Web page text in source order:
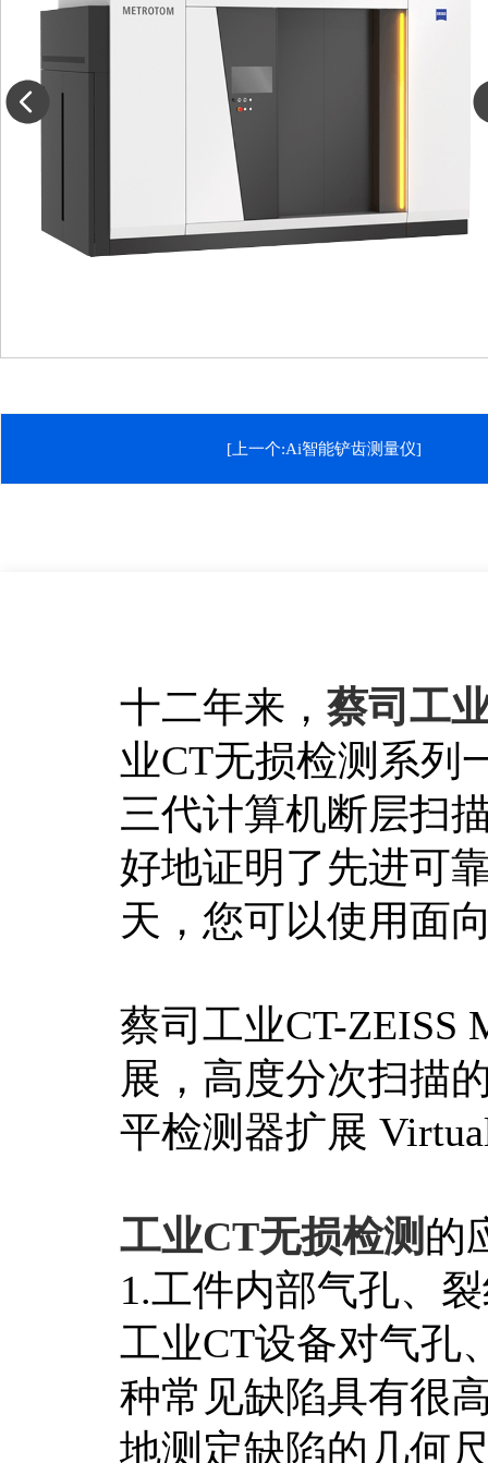
[上一个:Ai智能铲齿测量仪]
十二年来， 蔡司工
业CT无损检测系列
三代计算机断层扫
好地证明了先进可
天，您可以使用面
蔡司工业CT-ZEISS
展，高度分次扫描
平检测器扩展
工业CT无损检测 的
1.工件内部气孔、
工业CT设备对气孔
种常见缺陷具有很
地测定缺陷的几何